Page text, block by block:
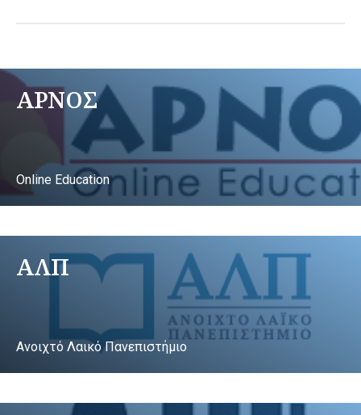
ΑΡΝΟΣ
Online Education
ΑΛΠ
Ανοιχτό Λαικό Πανεπιστήμιο